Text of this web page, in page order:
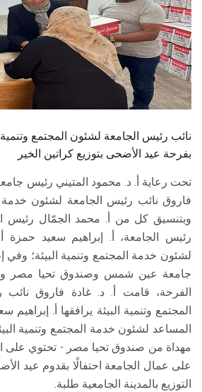
نائب رئيس الجامعة لشئون المجتمع وتنمية
بفرحة عيد الأضحى بتوزيع كراتين الخير
تحت رعاية أ. د. محمود المتيني رئيس
فاروق نائب رئيس الجامعة لشئون خدمة
وبتنسيق كل من أ. محمد الجمّال رئيس
رئيس الجامعة، أ. إبراهيم سعيد حمزة
لشئون خدمة المجتمع وتنمية البيئة؛ وفي
جامعة عين شمس وصندوق تحيا مصر
الفرحة، قامت أ. د. غادة فاروق
المجتمع وتنمية البيئة يرافقها أ.
مهداة من صندوق تحيا مصر - تحتوي على
على عمال الجامعة احتفالًا بقدوم عيد
التوزيع بالمدينة الجامعية طلبة.